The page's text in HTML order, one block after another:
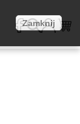
Zamknij